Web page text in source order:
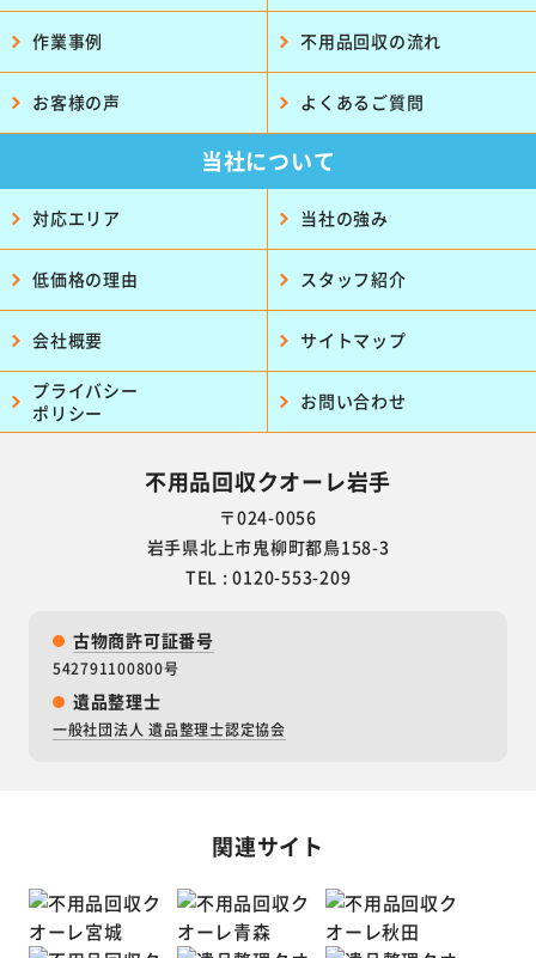
作業事例 不用品回収の流れ
お客様の声 よくあるご質問
当社について
対応エリア 当社の強み
低価格の理由 スタッフ紹介
会社概要 サイトマップ
プライバシー
ポリシー
お問い合わせ
不用品回収クオーレ岩手
〒024-0056
岩手県北上市鬼柳町都鳥158-3
TEL : 0120-553-209
古物商許可証番号
542791100800号
遺品整理士
一般社団法人 遺品整理士認定協会
関連サイト